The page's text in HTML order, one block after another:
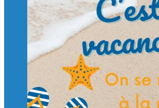
Charger plus Suivre
🙏 Soutenez l’Isep via la taxe
et contribuons ensemble à
d’ingénieurs de demain. 🙏
Merci à tous !
🎯 Taxe d’apprentissage 2026 : avec
un numérique au service de l'humain !
À l’Isep, nous formons des ingénieurs,
Mastères Spécialisés, qui allient
valeurs humaines, au cœur de notre